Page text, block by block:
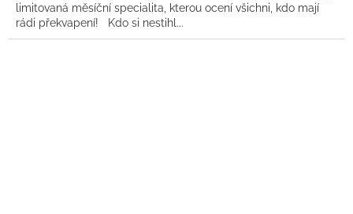
limitovaná měsíční specialita, kterou ocení všichni, kdo mají
rádi překvapení! Kdo si nestihl...